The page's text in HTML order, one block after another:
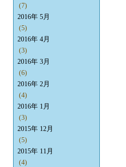
(7)
2016年 5月
(5)
2016年 4月
(3)
2016年 3月
(6)
2016年 2月
(4)
2016年 1月
(3)
2015年 12月
(5)
2015年 11月
(4)